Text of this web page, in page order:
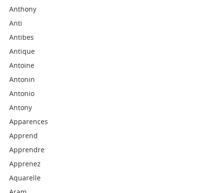
Anthony
Anti
Antibes
Antique
Antoine
Antonin
Antonio
Antony
Apparences
Apprend
Apprendre
Apprenez
Aquarelle